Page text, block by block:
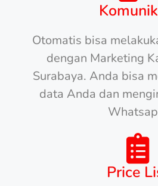
Otomatis bisa
dengan Marketing
Surabaya. Anda bisa
data Anda dan
Price